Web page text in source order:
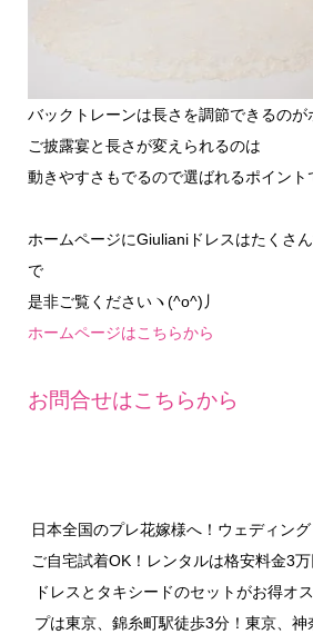
バックトレーンは長さを調節できるのが
ご披露宴と長さが変えられるのは
動きやすさもでるので選ばれるポイン
ホームページにGiulianiドレスはたくさ
で
是非ご覧くださいヽ(^o^)丿
ホームページはこちらから
お問合せはこちらから
日本全国のプレ花嫁様へ！ウェディン
ご自宅試着OK！レンタルは格安料金3
ドレスとタキシードのセットがお得オ
プは東京、錦糸町駅徒歩3分！東京、